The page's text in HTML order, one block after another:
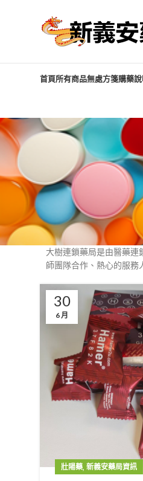
首頁所有商品無處方箋購藥
大樹連鎖藥局是由醫藥
師團隊合作、熱心的服務
30
6 月
壯陽藥, 新義安藥局資訊